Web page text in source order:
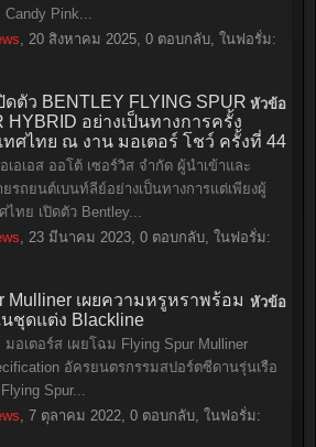
Pink...
, 20 สิงหาคม 2025, 0 ตอบกลับ, ในฟอรั่ม:
หัวข้อ
ปิดตัว BENTLEY FLYING SPUR
HYBRID อย่างเป็นทางการครั้ง
ทศไทย ณ งาน มอเตอร์ โชว์ ครั้งที่ 44
เอเอส ออโต้ เซอร์วิส จำกัด ผู้นำเข้าและ
รถยนต์เบนท์ลีย์อย่างเป็นทางการแต่เพียงผู้
ไทย เปิดตัว Bentley...
, 23 มีนาคม 2023, 0 ตอบกลับ, ในฟอรั่ม:
หัวข้อ
Mulliner เผยความหรูหราพร้อม
ชุดแต่ง Blackline
มอเตอร์ส เผยโฉม Flying Spur Mulliner
อัครยนตรกรรมสปอร์ตซีดานรุ่นเรือ
Spur...
, 7 ตุลาคม 2022, 0 ตอบกลับ, ในฟอรั่ม: